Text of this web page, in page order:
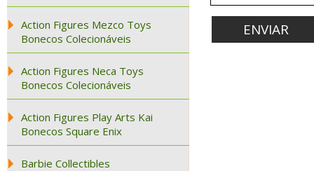
Action Figures Mezco Toys
Bonecos Colecionáveis
Action Figures Neca Toys
Bonecos Colecionáveis
Action Figures Play Arts Kai
Bonecos Square Enix
Barbie Collectibles